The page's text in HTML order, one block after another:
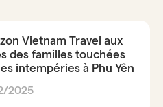
Vietnam Travel aux
des familles touchées
intempéries à Phu Yên
2025